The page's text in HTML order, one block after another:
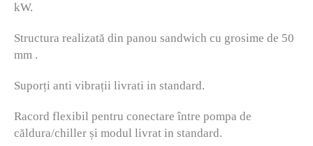
kW.
Structura realizată din panou sandwich cu grosime de 50
mm .
Suporți anti vibrații livrati in standard.
Racord flexibil pentru conectare între pompa de
căldura/chiller și modul livrat in standard.